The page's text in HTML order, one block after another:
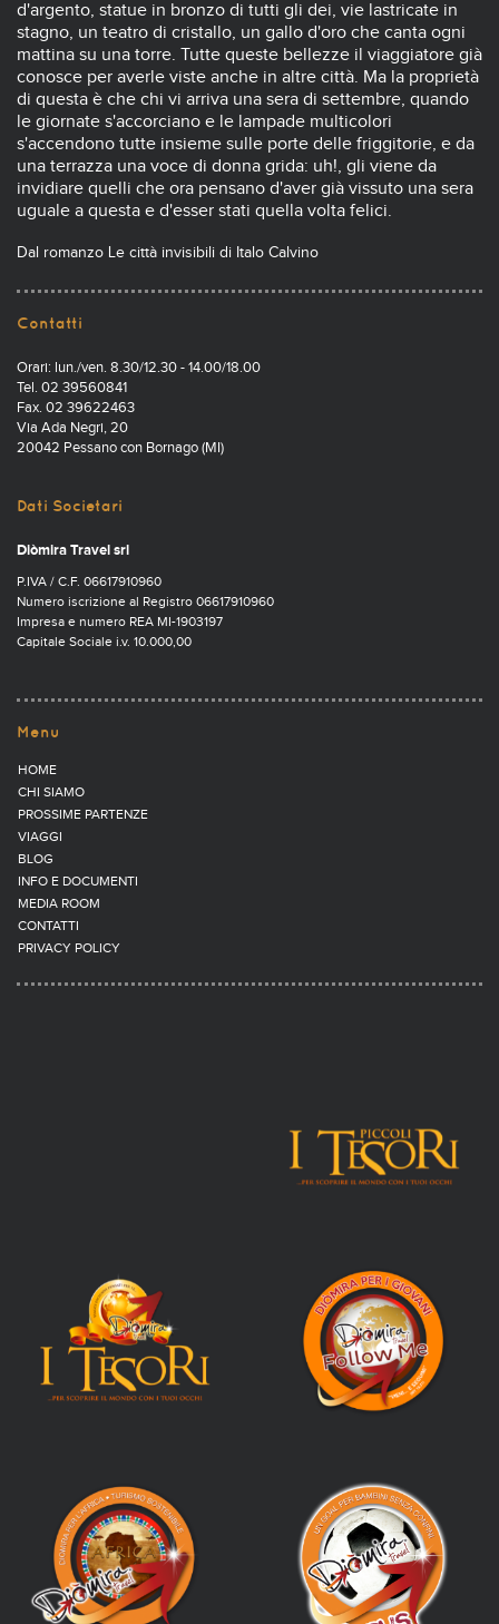
d'argento, statue in bronzo di tutti gli dei, vie lastricate in
stagno, un teatro di cristallo, un gallo d'oro che canta ogni
mattina su una torre. Tutte queste bellezze il viaggiatore già
conosce per averle viste anche in altre città. Ma la proprietà
di questa è che chi vi arriva una sera di settembre, quando
le giornate s'accorciano e le lampade multicolori
s'accendono tutte insieme sulle porte delle friggitorie, e da
una terrazza una voce di donna grida: uh!, gli viene da
invidiare quelli che ora pensano d'aver già vissuto una sera
uguale a questa e d'esser stati quella volta felici.
Dal romanzo Le città invisibili di Italo Calvino
Contatti
Orari: lun./ven. 8.30/12.30 - 14.00/18.00
Tel. 02 39560841
Fax. 02 39622463
Via Ada Negri, 20
20042 Pessano con Bornago (MI)
Dati Societari
Diòmira Travel srl
P.IVA / C.F. 06617910960
Numero iscrizione al Registro 06617910960
Impresa e numero REA MI-1903197
Capitale Sociale i.v. 10.000,00
Menu
HOME
CHI SIAMO
PROSSIME PARTENZE
VIAGGI
BLOG
INFO E DOCUMENTI
MEDIA ROOM
CONTATTI
PRIVACY POLICY